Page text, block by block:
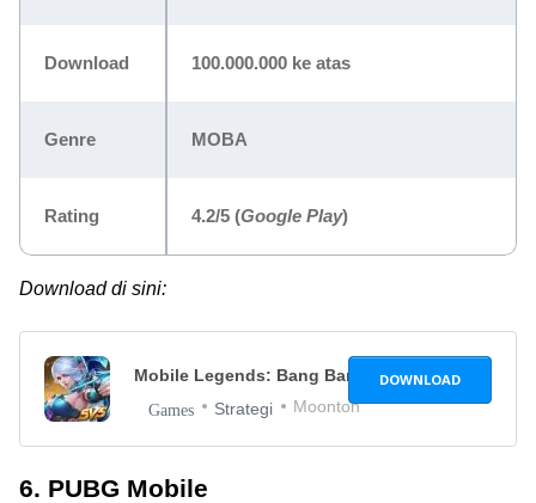
Download 100.000.000 ke atas
Genre MOBA
Rating 4.2/5 (Google Play)
Download di sini:
Mobile Legends: Bang Bang 1.4.52.4885
Games Strategi Moonton
DOWNLOAD
6. PUBG Mobile